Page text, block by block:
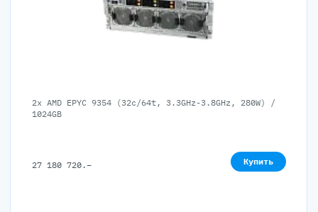
2x AMD EPYC 9354 (32c/64t, 3.3GHz-3.8GHz, 280W) /
1024GB
27 180 720.– Купить